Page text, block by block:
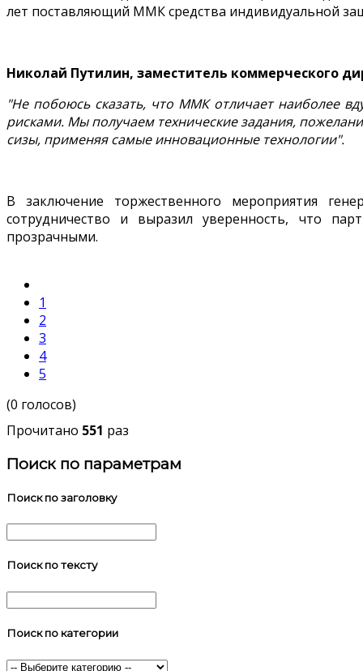
лет поставляющий ММК средства индивидуальной
Николай Путилин, заместитель коммерческого
"Не побоюсь сказать, что ММК отличает наиболее
рисками. Мы получаем технические задания,
сизы, применяя самые инновационные технологии".
В заключение торжественного мероприятия
сотрудничество и выразил уверенность, что
прозрачными.
1
2
3
4
5
(0 голосов)
Прочитано 551 раз
Поиск по параметрам
Поиск по заголовку
Поиск по тексту
Поиск по категории